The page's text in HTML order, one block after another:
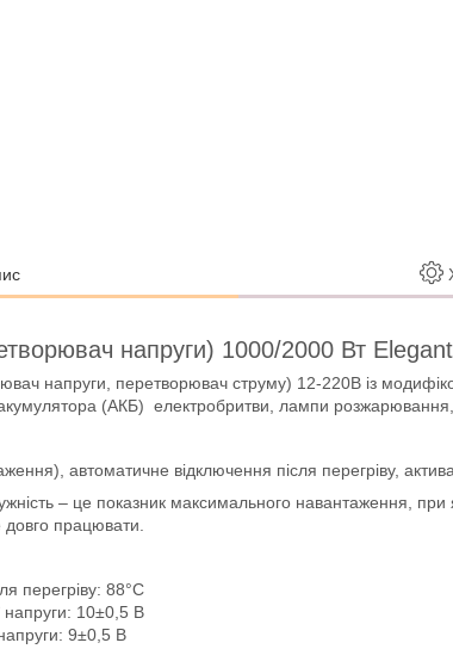
напруги) 1000/2000 Вт
напруги, перетворювач струму) 12-220В із
(АКБ) електробритви, лампи
автоматичне відключення після перегріву,
– це показник максимального навантаження,
довго працювати.
перегріву: 88°C
напруги: 10±0,5 В
9±0,5 В